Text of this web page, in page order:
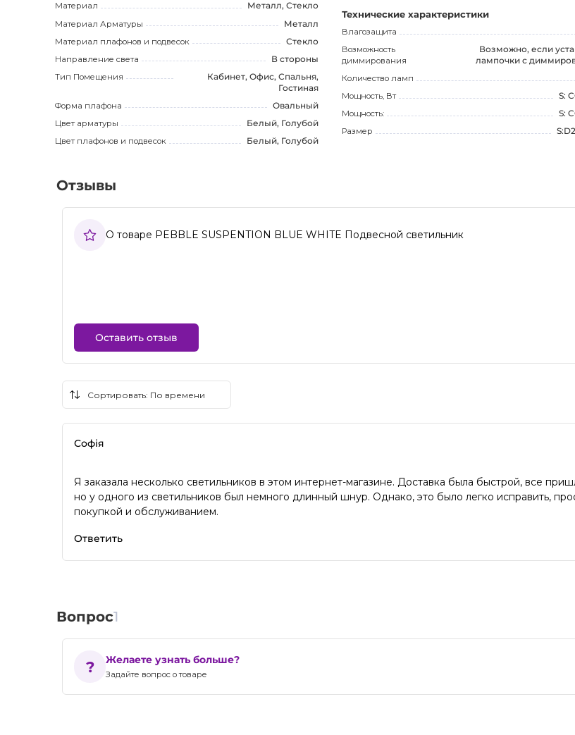
Материал
Металл, Стекло
Материал Арматуры
Металл
Материал плафонов и подвесок
Стекло
Направление света
В стороны
Тип Помещения
Кабинет, Офис, Спальня,
Гостиная
Форма плафона
Овальный
Цвет арматуры
Белый, Голубой
Цвет плафонов и подвесок
Белый, Голубой
Технические характеристики
Влагозащита
Возможность
диммирования
Возможно, если
лампочки с
Количество ламп
Мощность, Вт
S:
Мощность:
S:
Размер
Отзывы
О товаре PEBBLE SUSPENTION BLUE WHITE Подвесной светильник
Оставить отзыв
Софія
Я заказала несколько светильников в этом интернет-магазине. Доставка была быстрой, все
но у одного из светильников был немного длинный шнур. Однако, это было легко исправить,
покупкой и обслуживанием.
Ответить
Вопрос1
Желаете узнать больше?
Задайте вопрос о товаре